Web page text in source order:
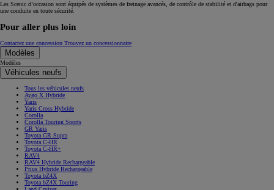
Les Scenic d’occasion sont équipés de systèmes de freinage avancés, de contrôle de stabilité et d'airbags pour
une conduite en toute sécurité.
Pour aller plus loin
Contactez une concession Trouvez un concessionnaire
Modèles
Modèles
Véhicules neufs
Tous les véhicules neufs
Aygo X Hybride
Yaris
Yaris Cross Hybride
Corolla
Corolla Touring Sports
GR Yaris
Toyota GR Supra
Toyota C-HR
Toyota C-HR+
RAV4
RAV4 Hybride Rechargeable
Prius Hybride Rechargeable
Toyota bZ4X
Toyota bZ4X Touring